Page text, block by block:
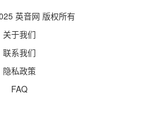
英音网 版权所有
关于我们
联系我们
隐私政策
FAQ